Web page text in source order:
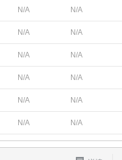
N/A N/A
N/A N/A
N/A N/A
N/A N/A
N/A N/A
N/A N/A